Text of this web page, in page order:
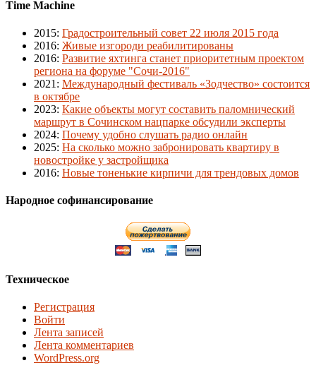
Time Machine
2015: Градостроительный совет 22 июля 2015 года
2016: Живые изгороди реабилитированы
2016: Развитие яхтинга станет приоритетным проектом
региона на форуме "Сочи-2016"
2021 : Международный фестиваль «Зодчество» состоится
в октябре
2023: Какие объекты могут составить паломнический
маршрут в Сочинском нацпарке обсудили эксперты
2024: Почему удобно слушать радио онлайн
2025: На сколько можно забронировать квартиру в
новостройке у застройщика
2016: Новые тоненькие кирпичи для трендовых домов
Народное софинансирование
Техническое
Регистрация
Войти
Лента записей
Лента комментариев
WordPress.org